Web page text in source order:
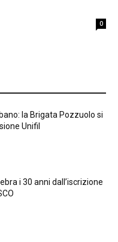
0
la Brigata Pozzuolo si
Unifil
i 30 anni dall’iscrizione